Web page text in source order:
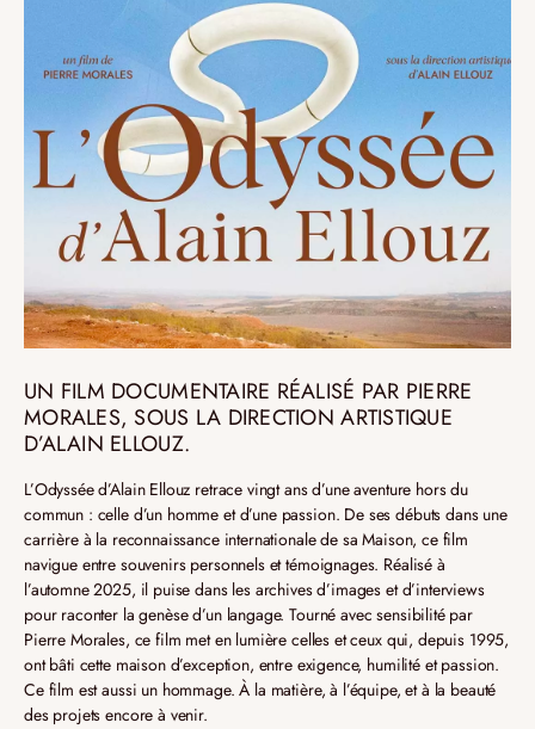
UN FILM DOCUMENTAIRE RÉALISÉ PAR PIERRE
MORALES, SOUS LA DIRECTION ARTISTIQUE
D’ALAIN ELLOUZ.
L’Odyssée d’Alain Ellouz retrace vingt ans d’une aventure hors du
commun : celle d’un homme et d’une passion. De ses débuts dans une
carrière à la reconnaissance internationale de sa Maison, ce film
navigue entre souvenirs personnels et témoignages. Réalisé à
l’automne 2025, il puise dans les archives d’images et d’interviews
pour raconter la genèse d’un langage. Tourné avec sensibilité par
Pierre Morales, ce film met en lumière celles et ceux qui, depuis 1995,
ont bâti cette maison d’exception, entre exigence, humilité et passion.
Ce film est aussi un hommage. À la matière, à l’équipe, et à la beauté
des projets encore à venir.